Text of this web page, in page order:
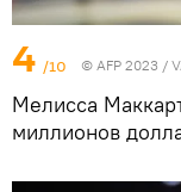
4 /10 © AFP 2023 /
Мелисса
миллионов